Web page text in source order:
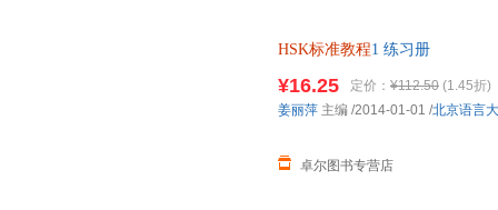
HSK标准教程1 练习册
¥16.25 定价： ¥112.50 (1.45折)
卓尔图书专营店
姜丽萍 主编 /2014-01-01 /北京语言